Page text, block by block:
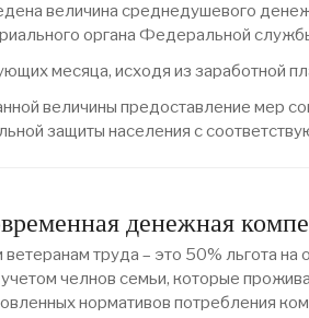
величина среднедушевого
органа Федеральной
месяца, исходя из заработной
величины предоставление мер
защиты населения с
денежная
труда – это 50% льгота на
челнов семьи, которые
нормативов потребления